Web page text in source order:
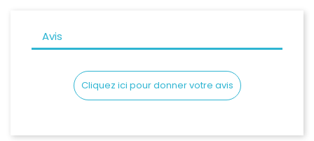
Avis
Cliquez ici pour donner votre avis